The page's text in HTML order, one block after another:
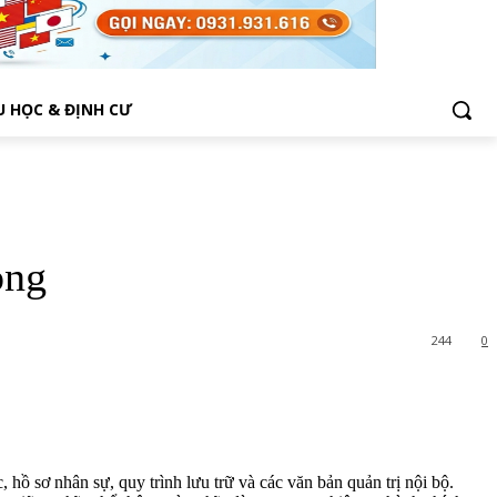
HỌC & ĐỊNH CƯ
0
244
sơ nhân sự, quy trình lưu trữ và các văn bản quản trị nội bộ.